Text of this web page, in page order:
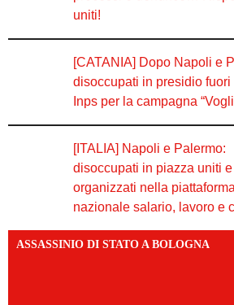
uniti!
[CATANIA] Dopo Napoli e
disoccupati in presidio fuori
Inps per la campagna
[ITALIA] Napoli e Palermo:
disoccupati in piazza uniti e
organizzati nella piattaforma
nazionale salario, lavoro e
ASSASSINIO DI STATO A BOLOGNA